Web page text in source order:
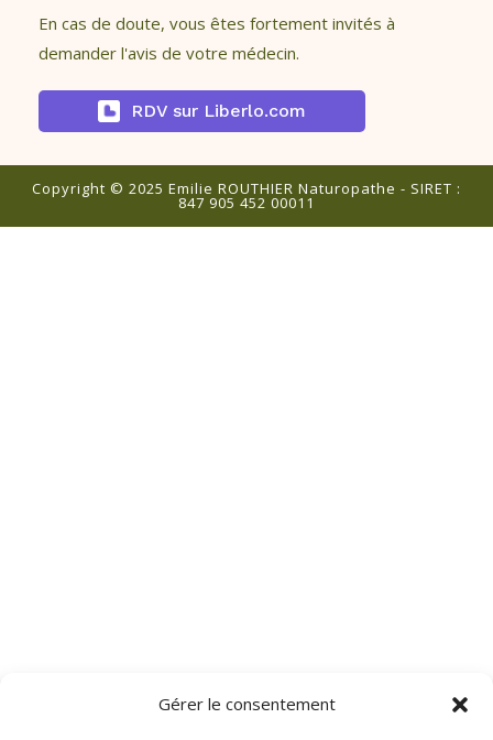
Gérer le consentement
En cas de doute, vous êtes fortement invités à
demander l'avis de votre médecin.
RDV sur Liberlo.com
Copyright © 2025 Emilie ROUTHIER Naturopathe - SIRET :
847 905 452 00011